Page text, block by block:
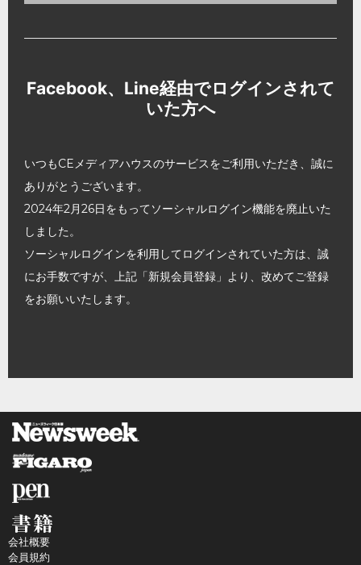
Facebook、Line経由でログインされて
いた方へ
いつもCEメディアハウスのサービスをご利用いただき、誠に
ありがとうございます。
2024年2月26日をもってソーシャルログイン機能を廃止いた
しました。
ソーシャルログインを利用してログインされていた方は、誠
にお手数ですが、上記「新規会員登録」より、改めてご登録
をお願いいたします。
会社概要
会員規約